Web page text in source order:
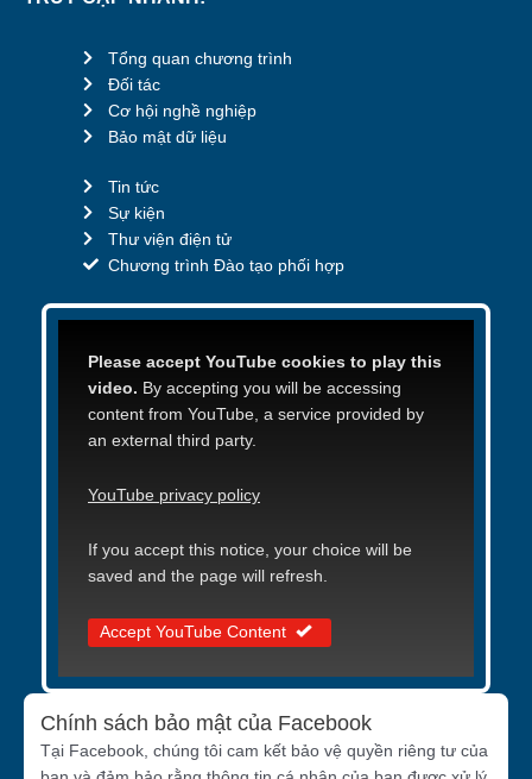
Tổng quan chương trình
Đối tác
Cơ hội nghề nghiệp
Bảo mật dữ liệu
Tin tức
Sự kiện
Thư viện điện tử
Chương trình Đào tạo phối hợp
Please accept YouTube cookies to play this
video. By accepting you will be accessing
content from YouTube, a service provided by
an external third party.
YouTube privacy policy
If you accept this notice, your choice will be
saved and the page will refresh.
Accept YouTube Content
Chính sách bảo mật của Facebook
Tại Facebook, chúng tôi cam kết bảo vệ quyền riêng tư của